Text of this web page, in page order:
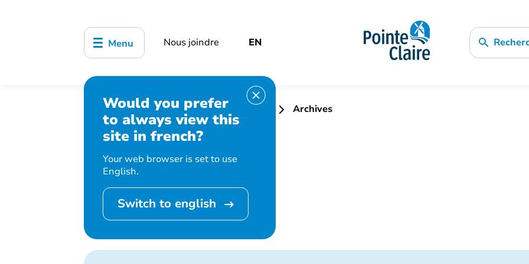
Menu Nous joindre EN
Would you prefer
to always view this
site in french?
Your web browser is set to use
English.
Switch to english
Accueil Affaires juridiques et greffe Archives
Archives